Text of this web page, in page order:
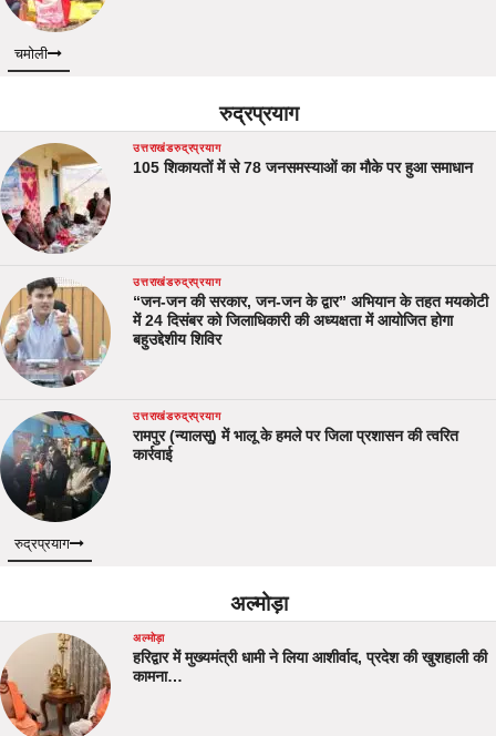
चमोली
रुद्रप्रयाग
उत्तराखंडरुद्रप्रयाग
105 शिकायतों में से 78 जनसमस्याओं का मौके पर हुआ समाधान
उत्तराखंडरुद्रप्रयाग
“जन-जन की सरकार, जन-जन के द्वार” अभियान के तहत मयकोटी
में 24 दिसंबर को जिलाधिकारी की अध्यक्षता में आयोजित होगा
बहुउद्देशीय शिविर
उत्तराखंडरुद्रप्रयाग
रामपुर (न्यालसू) में भालू के हमले पर जिला प्रशासन की त्वरित
कार्रवाई
रुद्रप्रयाग
अल्मोड़ा
अल्मोड़ा
हरिद्वार में मुख्यमंत्री धामी ने लिया आशीर्वाद, प्रदेश की खुशहाली की
कामना…